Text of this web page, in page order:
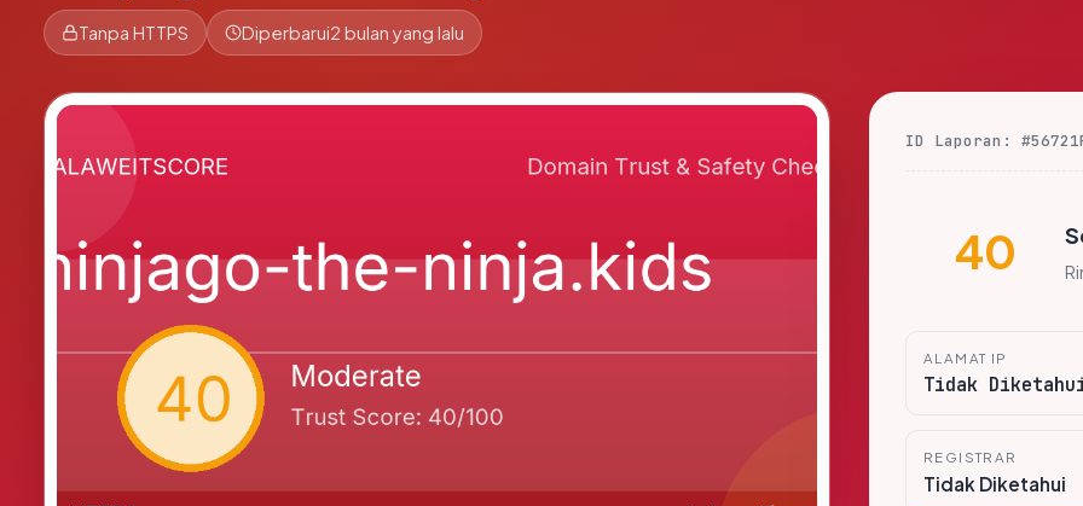
Tanpa HTTPS Diperbarui2 bulan yang lalu
ID Laporan:
40
ALAMAT IP
Tidak
REGISTRAR
Tidak Diketahui